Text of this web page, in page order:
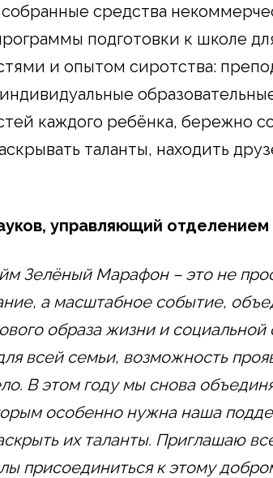
средства
подготовки к школе
и опытом сиротства:
каждого ребёнка, бережно
таланты, находить
управляющий
Зелёный Марафон – это не
а масштабное событие,
образа жизни и социальной
всей семьи, возможность
В этом году мы снова
особенно нужна наша
их таланты. Приглашаю
присоединиться к этому